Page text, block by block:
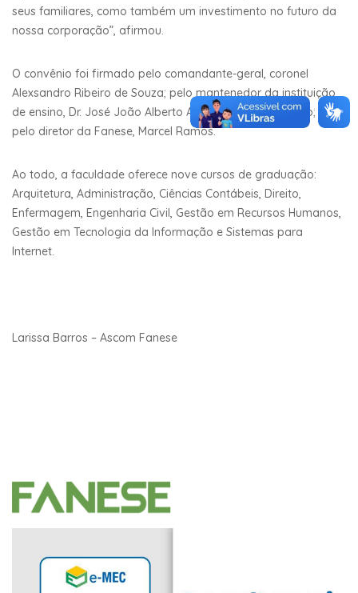
seus familiares, como também um investimento no futuro da
nossa corporação”, afirmou.
O convênio foi firmado pelo comandante-geral, coronel
Alexsandro Ribeiro de Souza; pelo mantenedor da instituição
de ensino, Dr. José João Alberto Almeida do Nascimento; e
pelo diretor da Fanese, Marcel Ramos.
Ao todo, a faculdade oferece nove cursos de graduação:
Arquitetura, Administração, Ciências Contábeis, Direito,
Enfermagem, Engenharia Civil, Gestão em Recursos Humanos,
Gestão em Tecnologia da Informação e Sistemas para
Internet.
Larissa Barros – Ascom Fanese